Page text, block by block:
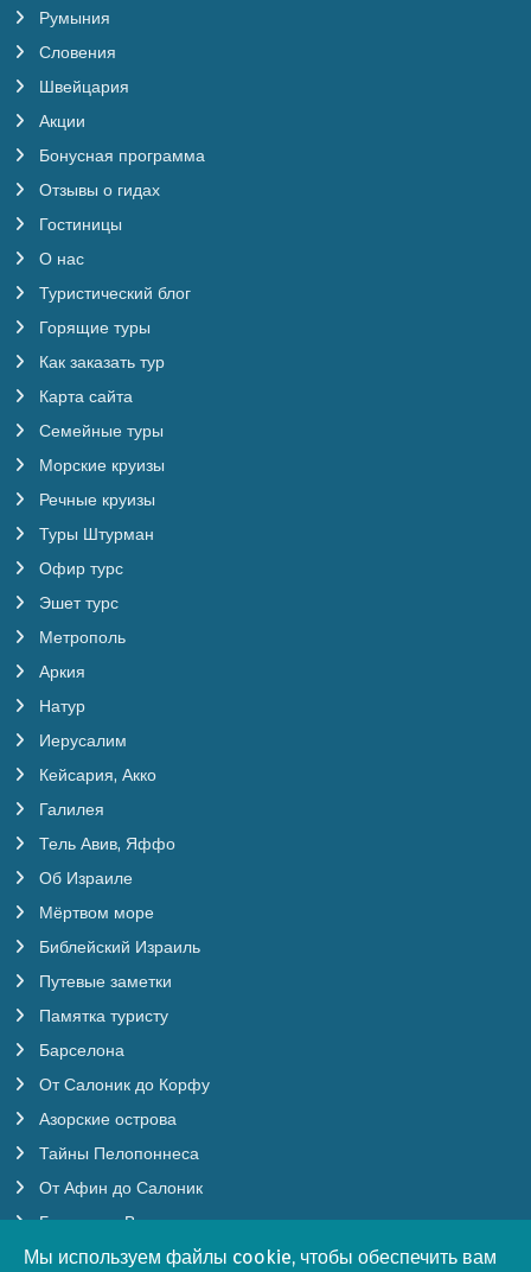
Мы используем файлы cookie, чтобы обеспечить вам
Румыния
Словения
Швейцария
Акции
Бонусная программа
Отзывы о гидах
Гостиницы
О нас
Туристический блог
Горящие туры
Как заказать тур
Карта сайта
Семейные туры
Морские круизы
Речные круизы
Туры Штурман
Офир турс
Эшет турс
Метрополь
Аркия
Натур
Иерусалим
Кейсария, Акко
Галилея
Тель Авив, Яффо
Об Израиле
Мёртвом море
Библейский Израиль
Путевые заметки
Памятка туристу
Барселона
От Салоник до Корфу
Азорские острова
Тайны Пелопоннеса
От Афин до Салоник
Будапешт, Вена
Бургундия
Мы используем файлы cookie, чтобы обеспечить вам